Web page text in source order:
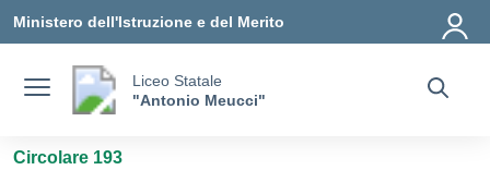
Ministero dell'Istruzione e del Merito
Liceo Statale
"Antonio Meucci"
Circolare 193